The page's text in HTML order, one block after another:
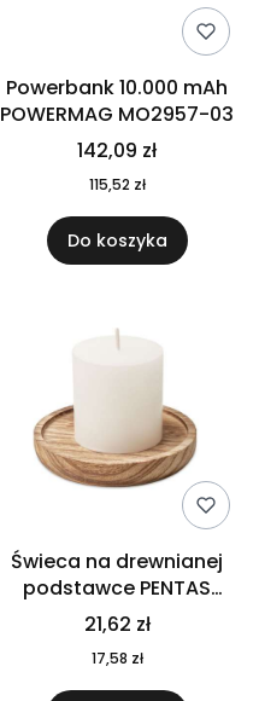
Powerbank 10.000 mAh
POWERMAG MO2957-03
142,09 zł
115,52 zł
Do koszyka
Świeca na drewnianej
podstawce PENTAS
MO6282-40
21,62 zł
17,58 zł